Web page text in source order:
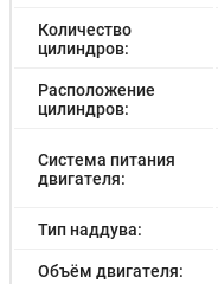
Количество
цилиндров:
Расположение
цилиндров:
Система питания
двигателя:
Тип наддува:
Объём двигателя: